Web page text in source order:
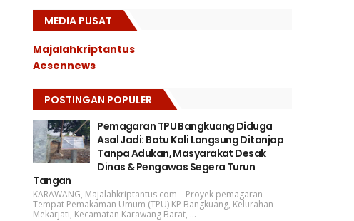
MEDIA PUSAT
Majalahkriptantus
Aesennews
POSTINGAN POPULER
Pemagaran TPU Bangkuang Diduga
Asal Jadi: Batu Kali Langsung Ditanjap
Tanpa Adukan, Masyarakat Desak
Dinas & Pengawas Segera Turun
Tangan
KARAWANG, Majalahkriptantus.com – Proyek pemagaran
Tempat Pemakaman Umum (TPU) KP Bangkuang, Kelurahan
Mekarjati, Kecamatan Karawang Barat, ...